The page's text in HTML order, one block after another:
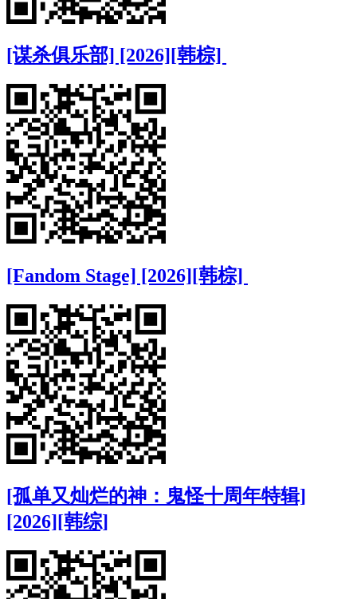
[谋杀俱乐部] [2026][韩棕]
[Fandom Stage] [2026][韩棕]
[孤单又灿烂的神：鬼怪十周年特辑]
[2026][韩综]